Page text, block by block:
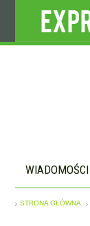
WIADOMOŚCI
STRONA GŁÓWNA